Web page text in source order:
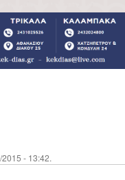
- 13:42.